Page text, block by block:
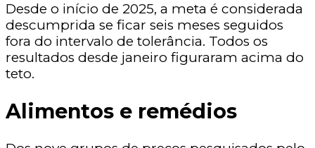
Desde o início de 2025, a meta é considerada
descumprida se ficar seis meses seguidos
fora do intervalo de tolerância. Todos os
resultados desde janeiro figuraram acima do
teto.
Alimentos e remédios